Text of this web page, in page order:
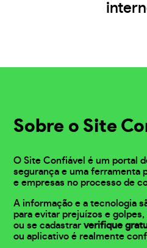
Sobre o Site
O Site Confiável é um portal
segurança e uma ferramenta
e empresas no processo de
A informação e a tecnologia
para evitar prejuízos e
ou se cadastrarverifique
ou aplicativo é realmente